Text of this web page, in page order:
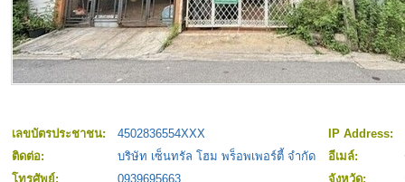
เลขบัตรประชาชน: 4502836554XXX IP Address:
ติดต่อ:
บริษัท เซ็นทรัล โฮม พร็อพเพอร์ตี้ จำกัด
อีเมล์:
โทรศัพย์:
0939695663 จังหวัด: